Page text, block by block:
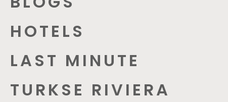
HOTELS
LAST MINUTE
TURKSE RIVIERA